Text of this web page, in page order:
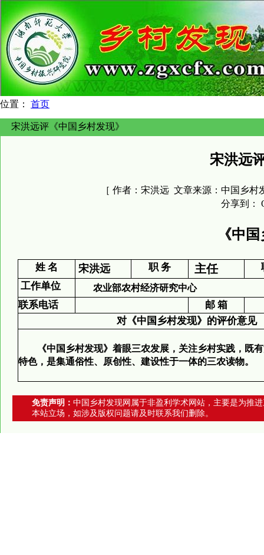
位置： 首页
宋洪远评《中国乡村发现》
宋洪远
［ 作者： 宋洪远 文章来源： 中国乡村
分享到：
《中
姓 名 宋洪远 职 务 主任
工作单位
农业部农村经济研究中心
联系电话
邮 箱
对《中国乡村发现》的评价意见
《中国乡村发现》着眼三农发展，关注乡村实践，既
特色，是集通俗性、原创性、建设性于一体的三农读物。
免责声明： 中国乡村发现网属于非盈利学术网站，主要是为推
本站立场，如涉及版权问题请及时联系我们删除。